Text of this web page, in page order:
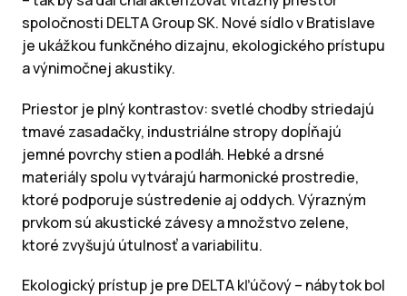
spoločnosti DELTA Group SK. Nové sídlo v Bratislave
je ukážkou funkčného dizajnu, ekologického prístupu
a výnimočnej akustiky.
Priestor je plný kontrastov: svetlé chodby striedajú
tmavé zasadačky, industriálne stropy dopĺňajú
jemné povrchy stien a podláh. Hebké a drsné
materiály spolu vytvárajú harmonické prostredie,
ktoré podporuje sústredenie aj oddych. Výrazným
prvkom sú akustické závesy a množstvo zelene,
ktoré zvyšujú útulnosť a variabilitu.
Ekologický prístup je pre DELTA kľúčový – nábytok bol